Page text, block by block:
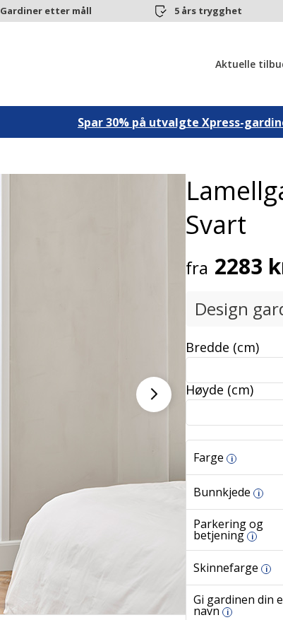
Gardiner etter måll 5 års trygghet
Aktuelle
Spar 30% på utvalgte Xpress-
Svart
fra 2283
Design
Bredde (cm)
Høyde (cm)
Farge i
Bunnkjede i
Parkering og
betjening i
Skinnefarge i
Gi gardinen din
navn i